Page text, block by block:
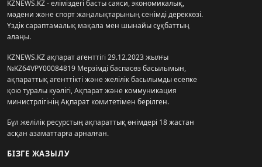
KZNEWS.KZ - еліміздегі басты саяси, экономикалық,
мәдени және спорт жаңалықтарының сенімді дереккөзі.
Үздік сараптамалық мақала мен шынайы сұқбаттың
алаңы.
KZNEWS.KZ ақпарат агенттігі 29.12.2023 жылғы
№KZ64VPY00084819 Мерзімді баспасөз басылымын,
ақпараттық агенттікті және желілік басылымды есепке
қою туралы куәлігі, Ақпарат және коммуникация
министрлігінің Ақпарат комитетімен берілген.
Бұл желілік ресурстың ақпараттық өнімдері 18 жастан
асқан азаматтарға арналған.
БІЗГЕ ЖАЗЫЛУ